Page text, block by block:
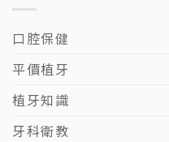
口腔保健
平價植牙
植牙知識
牙科衛教